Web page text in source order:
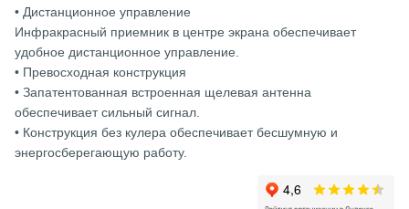
• Дистанционное управление
Инфракрасный приемник в центре экрана обеспечивает
удобное дистанционное управление.
• Превосходная конструкция
• Запатентованная встроенная щелевая антенна
обеспечивает сильный сигнал.
• Конструкция без кулера обеспечивает бесшумную и
энергосберегающую работу.